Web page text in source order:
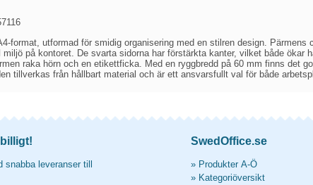
format, utformad för smidig organisering med en stilren design.
miljö på kontoret. De svarta sidorna har förstärkta kanter, vilket både ökar
raka hörn och en etikettficka. Med en ryggbredd på 60 mm finns det
tillverkas från hållbart material och är ett ansvarsfullt val för både
leveranser till
SwedOffice.se
» Produkter A-Ö
» Kategoriöversikt